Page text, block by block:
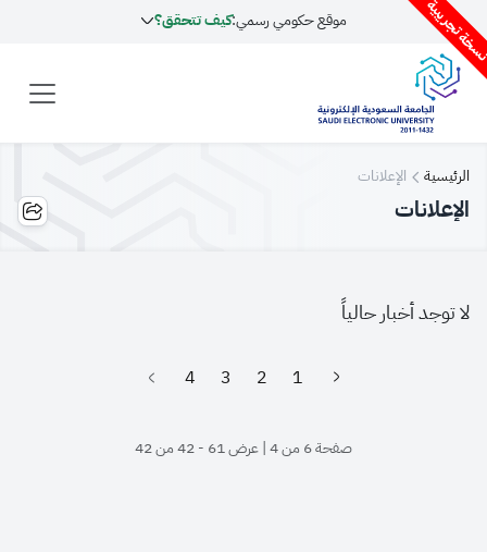
تجريبية موقع حكومي رسمي:كيف تتحقق؟
الرئيسية الإعلانات
الإعلانات
لا توجد أخبار حالياً
1
2
3
4
صفحة 6 من 4 | عرض 61 - 42 من 42